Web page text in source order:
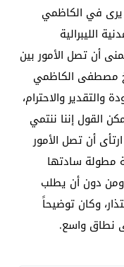
يرى في الكاظمي
الليبرالية
أن تصل الأمور بين
مصطفى الكاظمي
والاحترام،
القول إننا ننتمي
أن تصل الأمور
مطولة سادتها
ومن دون أن يطلب
وكان توضيحاً
نطاق واسع.